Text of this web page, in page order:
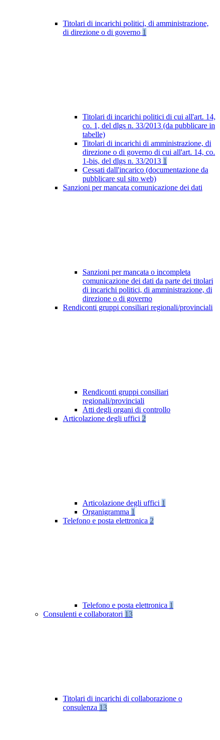
Titolari di incarichi politici, di amministrazione,
di direzione o di governo 1
Titolari di incarichi politici di cui all'art. 14,
co. 1, del dlgs n. 33/2013 (da pubblicare in
tabelle)
Titolari di incarichi di amministrazione, di
direzione o di governo di cui all'art. 14, co.
1-bis, del dlgs n. 33/2013 1
Cessati dall'incarico (documentazione da
pubblicare sul sito web)
Sanzioni per mancata comunicazione dei dati
Sanzioni per mancata o incompleta
comunicazione dei dati da parte dei titolari
di incarichi politici, di amministrazione, di
direzione o di governo
Rendiconti gruppi consiliari regionali/provinciali
Rendiconti gruppi consiliari
regionali/provinciali
Atti degli organi di controllo
Articolazione degli uffici 2
Articolazione degli uffici 1
Organigramma 1
Telefono e posta elettronica 2
Telefono e posta elettronica 1
Consulenti e collaboratori 13
Titolari di incarichi di collaborazione o
consulenza 13